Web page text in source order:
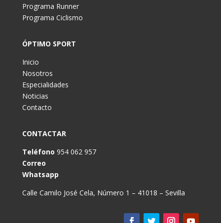
Programa Runner
Programa Ciclismo
ÓPTIMO SPORT
Inicio
Nosotros
Especialidades
Noticias
Contacto
CONTACTAR
Teléfono 954 062 957
Correo
Whatsapp
Calle Camilo José Cela, Número 1 – 41018 – Sevilla